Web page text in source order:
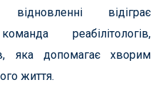
відіграє
реабілітологів,
яка допомагає хворим
життя.